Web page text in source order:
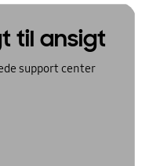
til ansigt
support center